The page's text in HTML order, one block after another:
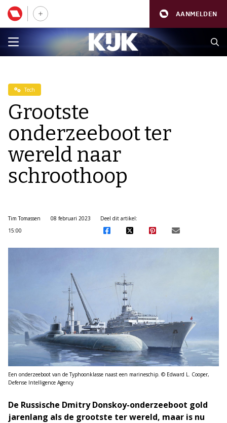
AANMELDEN
Tech
Grootste
onderzeeboot ter
wereld naar
schroothoop
Tim Tomassen
08 februari 2023
15:00
Deel dit artikel:
Een onderzeeboot van de Typhoonklasse naast een marineschip. © Edward L. Cooper,
Defense Intelligence Agency
De Russische Dmitry Donskoy-onderzeeboot gold
jarenlang als de grootste ter wereld, maar is nu